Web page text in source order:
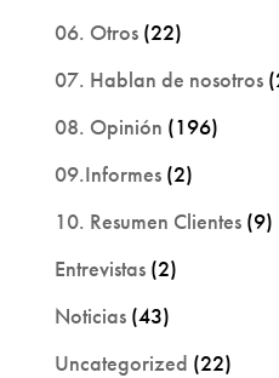
06. Otros(22)
07. Hablan de nosotros
08. Opinión (196)
09.Informes(2)
10. Resumen Clientes(9)
Entrevistas(2)
Noticias(43)
Uncategorized (22)